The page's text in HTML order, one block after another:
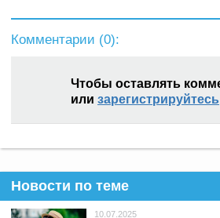
Комментарии (0):
Чтобы оставлять
или зарегистрируйтесь
Новости по теме
10.07.2025